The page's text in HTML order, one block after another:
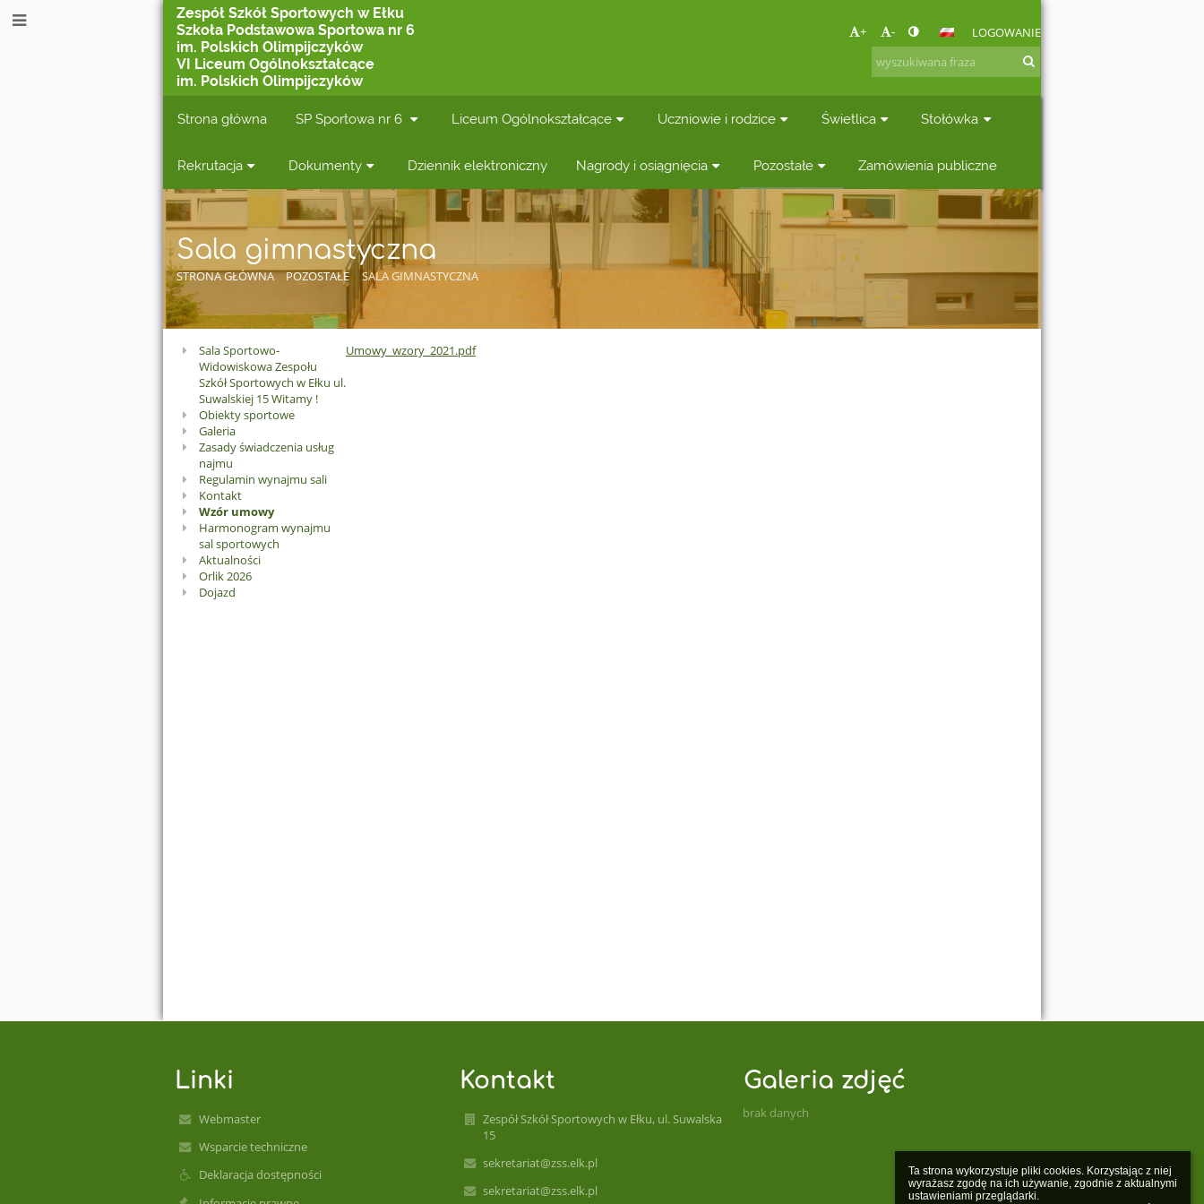
Ta strona wykorzystuje pliki cookies. Korzystając z niej
wyrażasz zgodę na ich używanie, zgodnie z aktualnymi
ustawieniami przeglądarki.
Zespół Szkół Sportowych w Ełku
Szkoła Podstawowa Sportowa nr 6
im. Polskich Olimpijczyków
VI Liceum Ogólnokształcące
im. Polskich Olimpijczyków
+ - LOGOWANIE
Strona główna SP Sportowa nr 6 Liceum Ogólnokształcące Uczniowie i rodzice Świetlica Stołówka
Rekrutacja Dokumenty Dziennik elektroniczny Nagrody i osiągnięcia Pozostałe Zamówienia publiczne
Sala gimnastyczna
STRONA GŁÓWNA POZOSTAŁE SALA GIMNASTYCZNA
Sala
gimnastyczna
Sala Sportowo-
Widowiskowa Zespołu
Szkół Sportowych w Ełku ul.
Suwalskiej 15 Witamy !
Obiekty sportowe
Galeria
Zasady świadczenia usług
najmu
Regulamin wynajmu sali
Kontakt
Wzór umowy
Harmonogram wynajmu
sal sportowych
Aktualności
Orlik 2026
Dojazd
Umowy_wzory_2021.pdf
Linki
Webmaster
Wsparcie techniczne
Deklaracja dostępności
Kontakt
Zespół Szkół Sportowych w Ełku, ul. Suwalska
15
sekretariat@zss.elk.pl
sekretariat@zss.elk.pl
Galeria zdjęć
brak danych